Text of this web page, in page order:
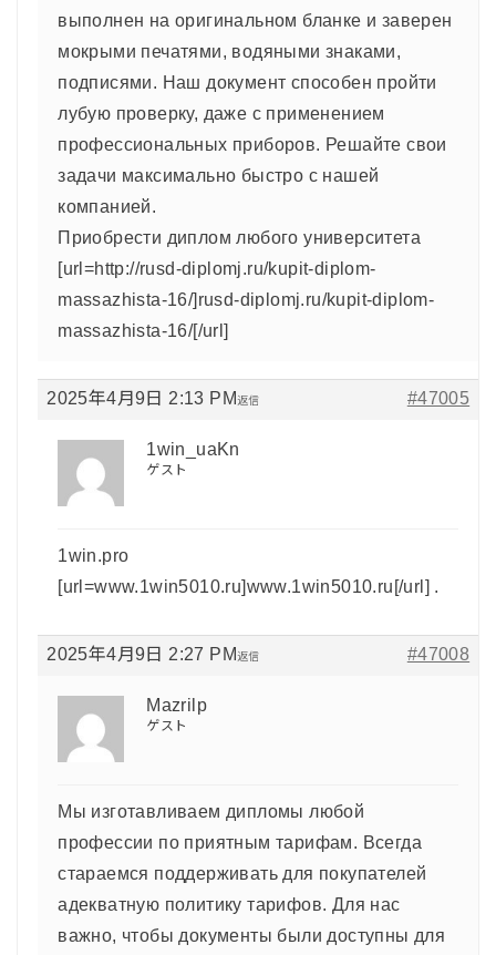
выполнен на оригинальном бланке и заверен
мокрыми печатями, водяными знаками,
подписями. Наш документ способен пройти
лубую проверку, даже с применением
профессиональных приборов. Решайте свои
задачи максимально быстро с нашей
компанией.
Приобрести диплом любого университета
[url=http://rusd-diplomj.ru/kupit-diplom-
massazhista-16/]rusd-diplomj.ru/kupit-diplom-
massazhista-16/[/url]
2025年4月9日 2:13 PM #47005
返信
1win_uaKn
ゲスト
1win.pro
[url=www.1win5010.ru]www.1win5010.ru[/url] .
2025年4月9日 2:27 PM #47008
返信
Mazrilp
ゲスト
Мы изготавливаем дипломы любой
профессии по приятным тарифам. Всегда
стараемся поддерживать для покупателей
адекватную политику тарифов. Для нас
важно, чтобы документы были доступны для